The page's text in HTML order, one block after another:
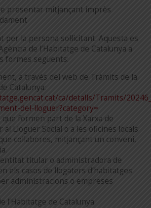
de presentar mitjançant imprès
la persona sol·licitant. Aquesta es
de l’Habitatge de Catalunya a
formes següents:
a través del web de Tràmits de la
Catalunya:
ca/detalls/Tramits/
del-lloguer?category=
formen part de la Xarxa de
al Lloguer Social o a les oficines locals
col·labores, mitjançant un conveni,
titular o administradora de
els casos de llogaters d’habitatges
administracions o empreses
l’Habitatge de Catalunya.